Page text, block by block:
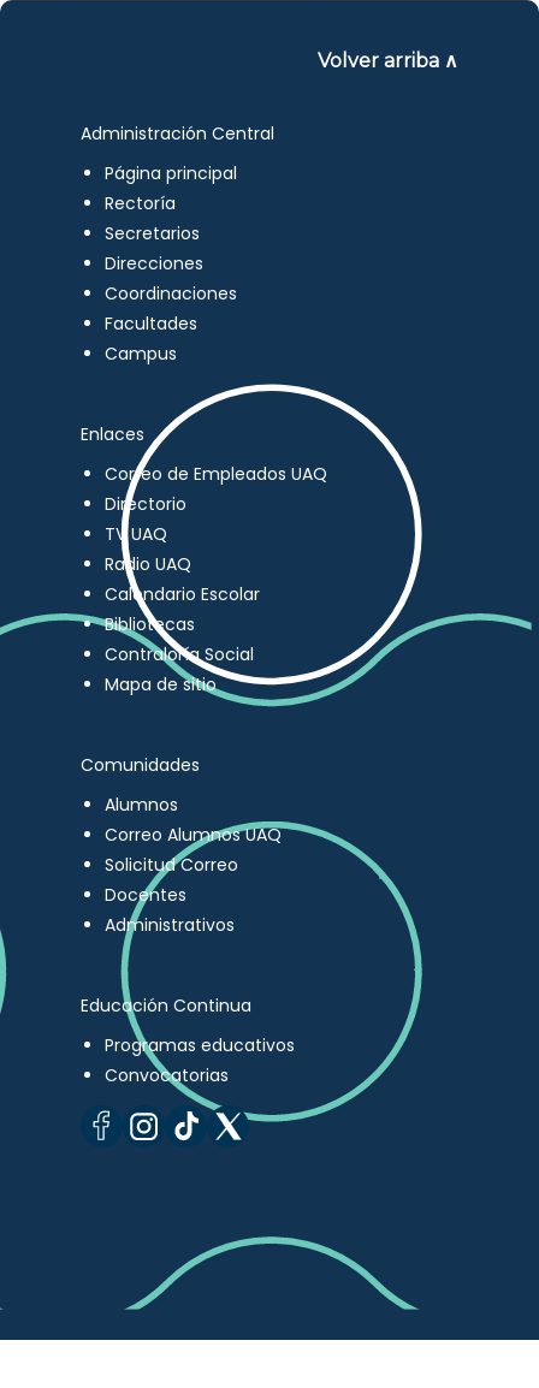
Volver arriba ∧
Administración Central
Página principal
Rectoría
Secretarios
Direcciones
Coordinaciones
Facultades
Campus
Enlaces
Correo de Empleados UAQ
Directorio
TV UAQ
Radio UAQ
Calendario Escolar
Bibliotecas
Contraloría Social
Mapa de sitio
Comunidades
Alumnos
Correo Alumnos UAQ
Solicitud Correo
Docentes
Administrativos
Educación Continua
Programas educativos
Convocatorias